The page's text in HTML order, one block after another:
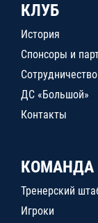
КЛУБ
История
Спонсоры и
Сотрудничество
ДС «Большой»
Контакты
КОМАНДА
Тренерский
Игроки